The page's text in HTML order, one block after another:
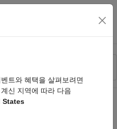
뉴 토글
트와 혜택을 살펴보려면
신 지역에 따라 다음
States